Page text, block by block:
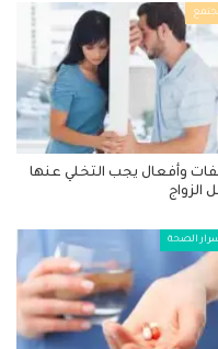
وأفعال يجب التخلي عنها
الزواج
الصحة